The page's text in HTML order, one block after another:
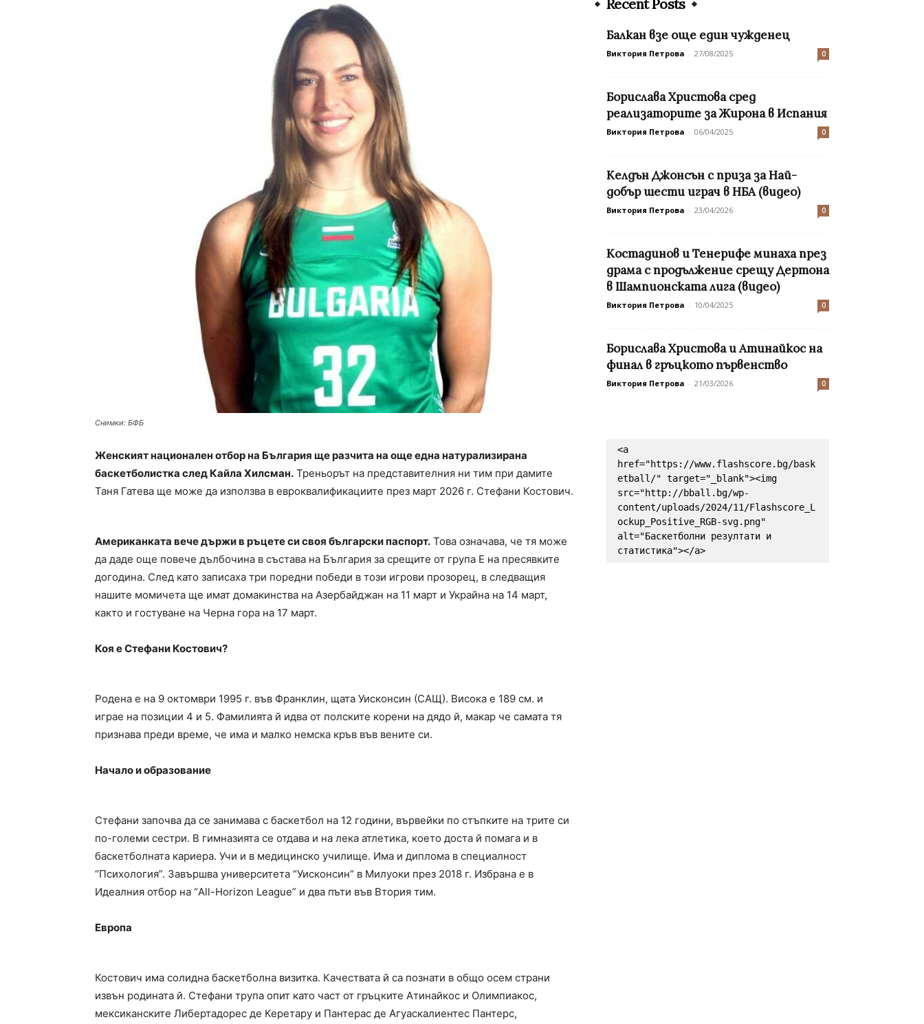
Снимки: БФБ
Женският национален отбор на България ще разчита на още една натурализирана
баскетболистка след Кайла Хилсман. Треньорът на представителния ни тим при дамите
Таня Гатева ще може да използва в евроквалификациите през март 2026 г. Стефани Костович.
Американката вече държи в ръцете си своя български паспорт. Това означава, че тя може
да даде още повече дълбочина в състава на България за срещите от група Е на пресявките
догодина. След като записаха три поредни победи в този игрови прозорец, в следващия
нашите момичета ще имат домакинства на Азербайджан на 11 март и Украйна на 14 март,
както и гостуване на Черна гора на 17 март.
Коя е Стефани Костович?
Родена е на 9 октомври 1995 г. във Франклин, щата Уисконсин (САЩ). Висока е 189 см. и
играе на позиции 4 и 5. Фамилията й идва от полските корени на дядо й, макар че самата тя
признава преди време, че има и малко немска кръв във вените си.
Начало и образование
Стефани започва да се занимава с баскетбол на 12 години, вървейки по стъпките на трите си
по-големи сестри. В гимназията се отдава и на лека атлетика, което доста й помага и в
баскетболната кариера. Учи и в медицинско училище. Има и диплома в специалност
“Психология”. Завършва университета “Уисконсин” в Милуоки през 2018 г. Избрана е в
Идеалния отбор на “All-Horizon League” и два пъти във Втория тим.
Европа
Костович има солидна баскетболна визитка. Качествата й са познати в общо осем страни
извън родината й. Стефани трупа опит като част от гръцките Атинайкос и Олимпиакос,
мексиканските Либертадорес де Керетару и Пантерас де Агуаскалиентес Пантерс,
Recent Posts
Балкан взе още един чужденец
Виктория Петрова - 27/08/2025 0
Борислава Христова сред
реализаторите за Жирона в Испания
Виктория Петрова - 06/04/2025 0
Келдън Джонсън с приза за Най-
добър шести играч в НБА (видео)
Виктория Петрова - 23/04/2026 0
Костадинов и Тенерифе минаха през
драма с продължение срещу Дертона
в Шампионската лига (видео)
Виктория Петрова - 10/04/2025 0
Борислава Христова и Атинайкос на
финал в гръцкото първенство
Виктория Петрова - 21/03/2026 0
<a
href="https://www.flashscore.bg/bask
etball/" target="_blank"><img
src="http://bball.bg/wp-
content/uploads/2024/11/Flashscore_L
ockup_Positive_RGB-svg.png"
alt="Баскетболни резултати и
статистика"></a>